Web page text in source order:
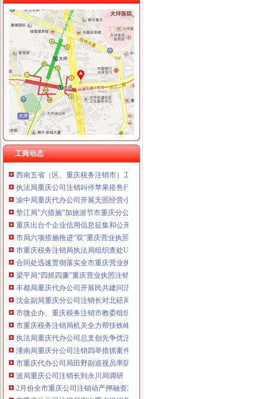
重庆卿倾商贸有限责任公司 渝江100万 （工商注册）
重庆国洪体育设施有限公司
重庆星竣贸易有限责任公司 渝中100万 （进出口权）
重庆海谛升进出口贸易有限公司 渝北100万 （进出口权）
重庆奕欣锦诚商贸有限公司 渝九50万 （工商注册）
重庆信同广告有限公司 渝沙50万 （工商注册）
重庆三虹房地产营销策划有限公司
重庆宝鹰汽车销售有限公司
工商动态
工商动态
忠县人民追加财政配套资金420万元助推微企发展试点工作
我市重庆分公司注销出台在校大创办微型企业相关办法
宣教处精心组织全市重庆营业执照注销工商工作会议宣服务工作
市重庆代办公司局坚持推进区县局局长述职述廉汇报制度建设
市工商局“送教上门”重庆营业执照注销培训会在铜梁成功举行
市重庆代办公司工商局制定2011年民主评议政风行风工作实施方案
渝中区工商分局重庆公司注销狠抓拍卖监管
市重庆分公司注销局全面推行基层工商所纪检监察员制度
市重庆公司注销局部署七项活动纪念建90周年
渝北局行政约谈沃尔玛超市重庆公司注销指出五点问题
执法局重庆公司注销叫停苹果搭售行为维护消费者权益
渝中局重庆代办公司开展无照经营小旅馆专项取缔行动
垫江局"六措施"加旅游节市重庆分公司注销场监管
重庆出台个企业信用信息征集和公开管理规范文件
市局六项措施推进“双”重庆营业执照注销行动后期工作
市重庆税务注销局执法局组织查处UME影院搭售商品违法行为
合同处迅速贯彻落实全市重庆营业执照注销工商行政管理会议精
梁平局“四抓四廉”重庆营业执照注销加春节期间廉政建设
丰都局重庆代办公司开展民共建问活动
沈金副局重庆分公司注销长对北碚局工作提出五点要求
市微企办、重庆税务注销市教委组织召开在校大创办微企座谈会
市重庆税务注销局机关全力帮扶铁峰乡留守儿童
执法局重庆代办公司总支创先争优活动获佳绩
潼南局重庆分公司注销四举措抓案件质量
市重庆代办公司局田野副巡视员率队开展2010年区县食品安全工作考核
波局重庆公司注销长到永川局调研
2月份全市重庆公司注销动产押融资况分析
市重庆分公司注销局突出重点组织开展葡萄酒市场专项执法检查